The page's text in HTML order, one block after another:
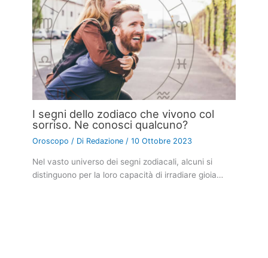
I segni dello zodiaco che vivono col
sorriso. Ne conosci qualcuno?
Oroscopo / Di Redazione /10 Ottobre 2023
Nel vasto universo dei segni zodiacali, alcuni si
distinguono per la loro capacità di irradiare gioia…